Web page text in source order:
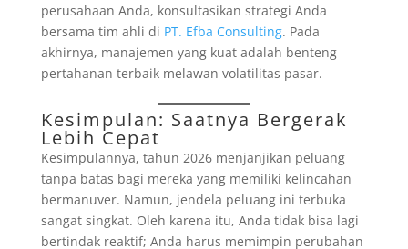
perusahaan Anda, konsultasikan strategi Anda
bersama tim ahli di PT. Efba Consulting. Pada
akhirnya, manajemen yang kuat adalah benteng
pertahanan terbaik melawan volatilitas pasar.
Kesimpulan: Saatnya Bergerak
Lebih Cepat
Kesimpulannya, tahun 2026 menjanjikan peluang
tanpa batas bagi mereka yang memiliki kelincahan
bermanuver. Namun, jendela peluang ini terbuka
sangat singkat. Oleh karena itu, Anda tidak bisa lagi
bertindak reaktif; Anda harus memimpin perubahan